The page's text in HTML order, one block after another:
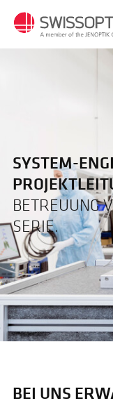
Direkt
zum
Inhalt
SYSTEM-
BETREUUNG
SERIE.
BEI UNS